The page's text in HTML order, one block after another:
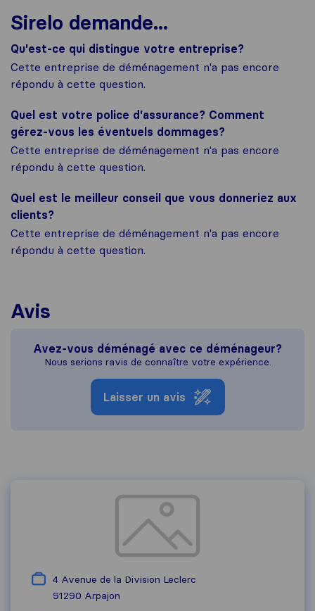
Sirelo demande...
Qu'est-ce qui distingue votre entreprise?
Cette entreprise de déménagement n'a pas encore
répondu à cette question.
Quel est votre police d'assurance? Comment
gérez-vous les éventuels dommages?
Cette entreprise de déménagement n'a pas encore
répondu à cette question.
Quel est le meilleur conseil que vous donneriez aux
clients?
Cette entreprise de déménagement n'a pas encore
répondu à cette question.
Avis
Avez-vous déménagé avec ce déménageur?
Nous serions ravis de connaître votre expérience.
Laisser un avis
4 Avenue de la Division Leclerc
91290 Arpajon